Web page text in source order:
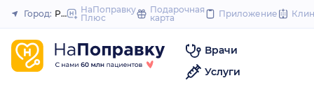
to
Закрыть
Город: РязаньНаПоправку
Плюс
Подарочная
карта
Приложение
Врачи
Услуги